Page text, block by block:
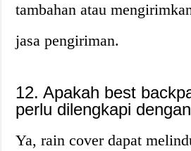
tambahan atau
jasa pengiriman.
12. Apakah best
perlu dilengkapi
Ya, rain cover dapat